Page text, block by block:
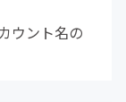
ウント名の